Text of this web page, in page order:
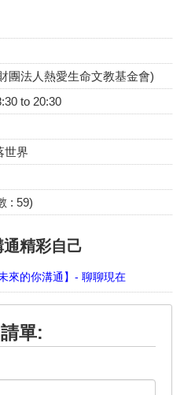
團法人熱愛生命文教基金會)
to 20:30
世界
: 59)
通精彩自己
來的你溝通】- 聊聊現在
單: